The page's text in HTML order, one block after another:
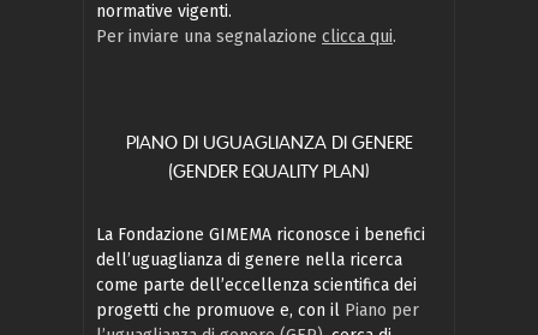
normative vigenti.
Per inviare una segnalazione clicca qui.
PIANO DI UGUAGLIANZA DI GENERE
(GENDER EQUALITY PLAN)
La Fondazione GIMEMA riconosce i benefici
dell’uguaglianza di genere nella ricerca
come parte dell’eccellenza scientifica dei
progetti che promuove e, con il Piano per